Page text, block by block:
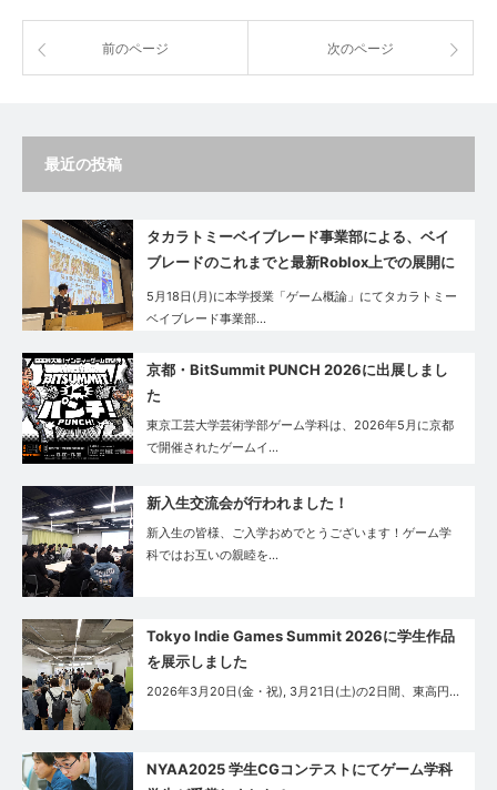
前のページ 次のページ
最近の投稿
タカラトミーベイブレード事業部による、ベイ
ブレードのこれまでと最新Roblox上での展開に
ついてのゲスト講義が実施されました
5月18日(月)に本学授業「ゲーム概論」にてタカラトミー
ベイブレード事業部…
京都・BitSummit PUNCH 2026に出展しまし
た
東京工芸大学芸術学部ゲーム学科は、2026年5月に京都
で開催されたゲームイ…
新入生交流会が行われました！
新入生の皆様、ご入学おめでとうございます！ゲーム学
科ではお互いの親睦を…
Tokyo Indie Games Summit 2026に学生作品
を展示しました
2026年3月20日(金・祝), 3月21日(土)の2日間、東高円…
NYAA2025 学生CGコンテストにてゲーム学科